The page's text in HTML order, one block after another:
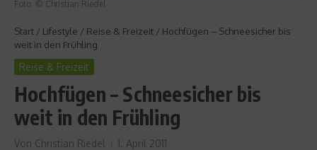
Foto: © Christian Riedel
Start / Lifestyle / Reise & Freizeit / Hochfügen – Schneesicher bis
weit in den Frühling
Reise & Freizeit
Hochfügen – Schneesicher bis
weit in den Frühling
Von Christian Riedel 1. April 2011